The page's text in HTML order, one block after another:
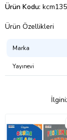
Ürün Kodu:
Ürün Özellikleri
Marka
Yayınevi